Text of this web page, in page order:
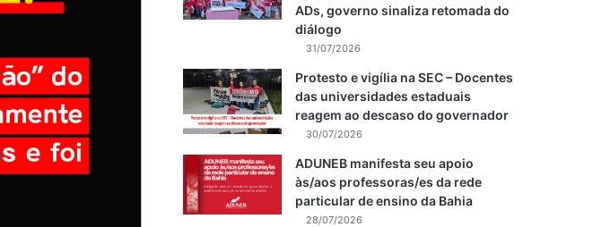
ADs, governo sinaliza retomada do
diálogo
31/07/2026
Protesto e vigília na SEC – Docentes
das universidades estaduais
reagem ao descaso do governador
30/07/2026
ADUNEB manifesta seu apoio
às/aos professoras/es da rede
particular de ensino da Bahia
28/07/2026